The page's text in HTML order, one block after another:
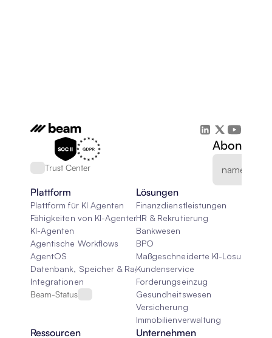
Trust Center
Plattform
Plattform für KI Agenten
Fähigkeiten von KI-Agenten
KI-Agenten
Agentische Workflows
AgentOS
Datenbank, Speicher & Rag
Integrationen
Beam-Status
Lösungen
Finanzdienstleistungen
HR & Rekrutierung
Bankwesen
BPO
Maßgeschneiderte KI-Lösungen
Kundenservice
Forderungseinzug
Gesundheitswesen
Versicherung
Immobilienverwaltung
Ressourcen Unternehmen